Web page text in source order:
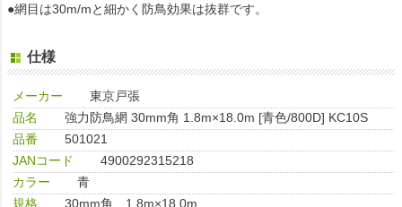
●網目は30m/mと細かく防鳥効果は抜群です。
仕様
メーカー
東京戸張
品名
強力防鳥網 30mm角 1.8m×18.0m [青色/800D] KC10S
品番
501021
JANコード
4900292315218
カラー
青
規格
30mm角、1.8m×18.0m